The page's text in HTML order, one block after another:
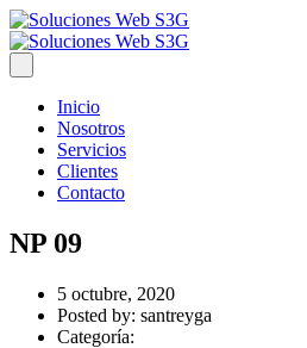
Inicio
Nosotros
Servicios
Clientes
Contacto
NP 09
5 octubre, 2020
Posted by: santreyga
Categoría: